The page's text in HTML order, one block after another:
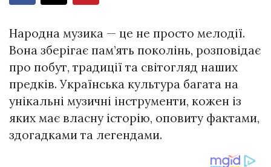
Народна музика — це не просто мелодії.
Вона зберігає пам’ять поколінь, розповідає
про побут, традиції та світогляд наших
предків. Українська культура багата на
унікальні музичні інструменти, кожен із
яких має власну історію, оповиту фактами,
здогадками та легендами.